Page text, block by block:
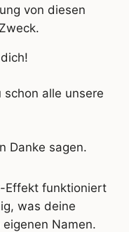
von diesen
schon alle unsere
Danke sagen.
Effekt funktioniert
was deine
Namen.